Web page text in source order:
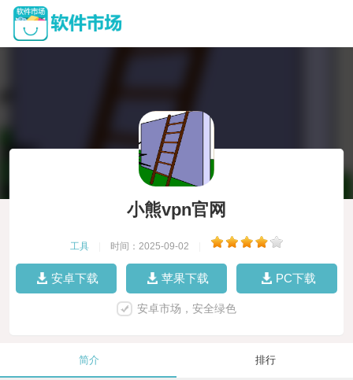
小熊vpn官网
工具 时间：2025-09-02
安卓下载 苹果下载 PC下载
安卓市场，安全绿色
简介 排行